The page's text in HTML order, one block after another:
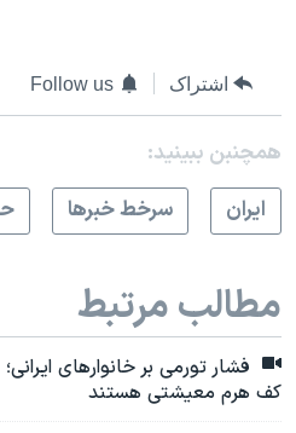
اشتراک Follow us
همچنبن ببینید:
ايران
سرخط خبرها
مطالب مرتبط
فشار تورمی بر خانوارهای
کف هرم معیشتی هستند